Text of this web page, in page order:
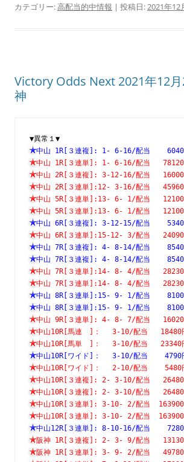
カテゴリー:高配当的中情報 | 投稿日: 2021年12
Victory Odds Next 2021年12
神
▼異常１▼
中山 1R[３連複]: 1- 6-16/配当
中山 1R[３連単]: 1- 6-16/配当
中山 2R[３連複]: 3-12-16/配当
中山 2R[３連単]:12- 3-16/配当
中山 5R[３連単]:13- 6- 1/配当
中山 5R[３連単]:13- 6- 1/配当
中山 6R[３連複]: 3-12-15/配
中山 6R[３連単]:15-12- 3/配
中山 7R[３連複]: 4- 8-14/配
中山 7R[３連複]: 4- 8-14/配当
中山 7R[３連単]:14- 8- 4/配当
中山 7R[３連単]:14- 8- 4/配当
中山 8R[３連単]:15- 9- 1/配当
中山 8R[３連単]:15- 9- 1/配
中山 9R[３連単]: 4- 8- 7/配当   16020
中山10R[馬連　]：　 3-10/配当
中山10R[馬単　]：　 3-10/配当
中山10R[ワイド]：　 3-10/配当    4790
中山10R[ワイド]：　 2-10/配当    5480
中山10R[３連複]: 2- 3-10/配当   26480
中山10R[３連複]: 2- 3-10/配当   26480
中山10R[３連単]: 3-10- 2/配当
中山10R[３連単]: 3-10- 2/配当
中山12R[３連単]: 8-10-16/配当    7280
阪神 1R[３連複]: 2- 3- 9/配
阪神 1R[３連単]: 3- 9- 2/配